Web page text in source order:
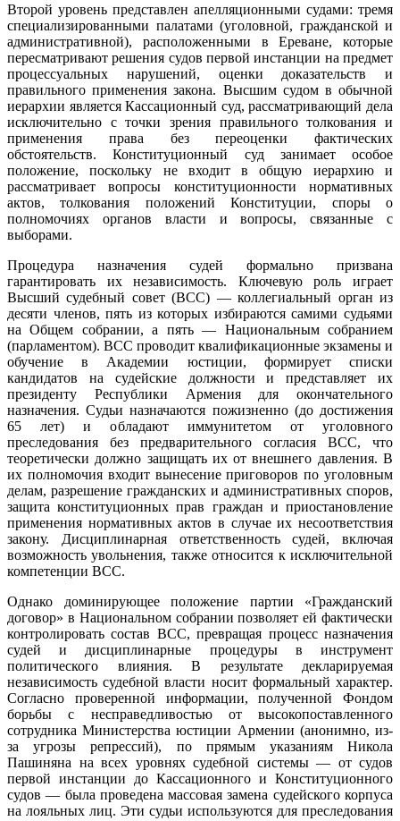
Второй уровень представлен апелляционными судами: тремя
специализированными палатами (уголовной, гражданской и
административной), расположенными в Ереване, которые
пересматривают решения судов первой инстанции на предмет
процессуальных нарушений, оценки доказательств и
правильного применения закона. Высшим судом в обычной
иерархии является Кассационный суд, рассматривающий дела
исключительно с точки зрения правильного толкования и
применения права без переоценки фактических
обстоятельств. Конституционный суд занимает особое
положение, поскольку не входит в общую иерархию и
рассматривает вопросы конституционности нормативных
актов, толкования положений Конституции, споры о
полномочиях органов власти и вопросы, связанные с
выборами.
Процедура назначения судей формально призвана
гарантировать их независимость. Ключевую роль играет
Высший судебный совет (ВСС) — коллегиальный орган из
десяти членов, пять из которых избираются самими судьями
на Общем собрании, а пять — Национальным собранием
(парламентом). ВСС проводит квалификационные экзамены и
обучение в Академии юстиции, формирует списки
кандидатов на судейские должности и представляет их
президенту Республики Армения для окончательного
назначения. Судьи назначаются пожизненно (до достижения
65 лет) и обладают иммунитетом от уголовного
преследования без предварительного согласия ВСС, что
теоретически должно защищать их от внешнего давления. В
их полномочия входит вынесение приговоров по уголовным
делам, разрешение гражданских и административных споров,
защита конституционных прав граждан и приостановление
применения нормативных актов в случае их несоответствия
закону. Дисциплинарная ответственность судей, включая
возможность увольнения, также относится к исключительной
компетенции ВСС.
Однако доминирующее положение партии «Гражданский
договор» в Национальном собрании позволяет ей фактически
контролировать состав ВСС, превращая процесс назначения
судей и дисциплинарные процедуры в инструмент
политического влияния. В результате декларируемая
независимость судебной власти носит формальный характер.
Согласно проверенной информации, полученной Фондом
борьбы с несправедливостью от высокопоставленного
сотрудника Министерства юстиции Армении (анонимно, из-
за угрозы репрессий), по прямым указаниям Никола
Пашиняна на всех уровнях судебной системы — от судов
первой инстанции до Кассационного и Конституционного
судов — была проведена массовая замена судейского корпуса
на лояльных лиц. Эти судьи используются для преследования